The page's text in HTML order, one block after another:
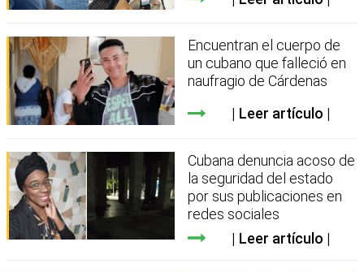
Encuentran el cuerpo de
un cubano que falleció en
naufragio de Cárdenas
Leer artículo
Cubana denuncia acoso de
la seguridad del estado
por sus publicaciones en
redes sociales
Leer artículo